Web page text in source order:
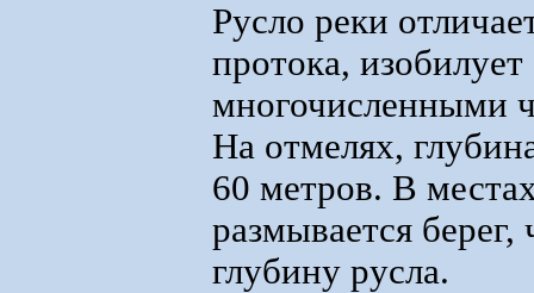
Русло реки
протока,
многочисленными
На отмелях,
60 метров. В
размывается
глубину русла.